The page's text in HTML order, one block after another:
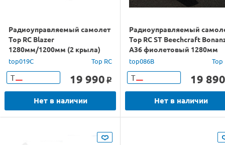
Радиоуправляемый самолет
Top RC Blazer
1280мм/1200мм (2 крыла)
2.4G 4-ch LiPo RTF
top019C Top RC
Т 19 990 o
Нет в наличии
Радиоуправляемый
Top RC ST Beechcraft
A36 фиолетовый 1280мм
(шасси) PNP
top086B Top
Т 19 890
Нет в наличии